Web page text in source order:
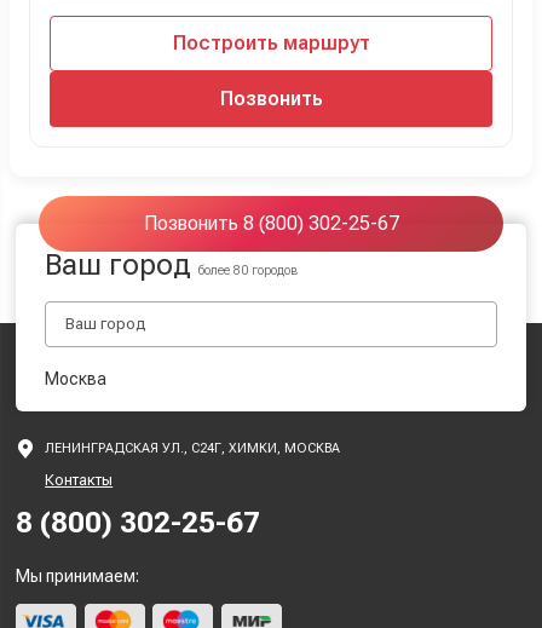
Построить маршрут
Позвонить
Позвонить 8 (800) 302-25-67
Ваш городболее 80 городов
Москва
ЛЕНИНГРАДСКАЯ УЛ., С24Г, ХИМКИ, МОСКВА
Контакты
8 (800) 302-25-67
Мы принимаем: